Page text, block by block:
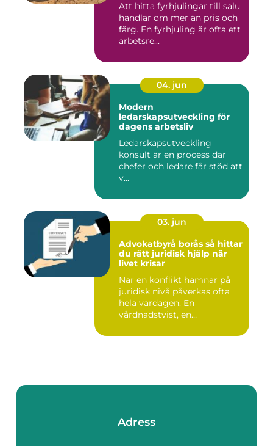
Att hitta fyrhjulingar till salu
handlar om mer än pris och
färg. En fyrhjuling är ofta ett
arbetsre...
04. jun
Modern
ledarskapsutveckling för
dagens arbetsliv
Ledarskapsutveckling
konsult är en process där
chefer och ledare får stöd att
v...
03. jun
Advokatbyrå borås så hittar
du rätt juridisk hjälp när
livet krisar
När en konflikt hamnar på
juridisk nivå påverkas ofta
hela vardagen. En
vårdnadstvist, en
Adress